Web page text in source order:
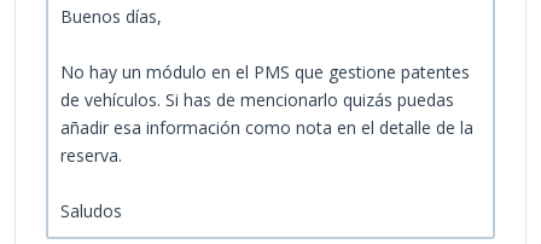
Buenos días,
No hay un módulo en el PMS que gestione patentes
de vehículos. Si has de mencionarlo quizás puedas
añadir esa información como nota en el detalle de la
reserva.
Saludos